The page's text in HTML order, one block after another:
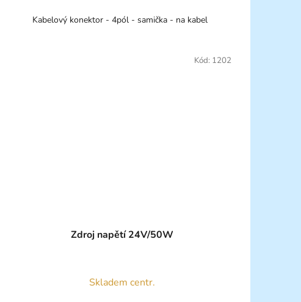
Kabelový konektor - 4pól - samička - na kabel
Zdroj napětí 24V/50W
Skladem centr.
Kód: 1202